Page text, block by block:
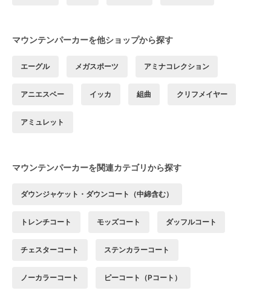
マウンテンパーカーを他ショップから探す
エーグル メガスポーツ アミナコレクション
アニエスベー イッカ 組曲 クリフメイヤー
アミュレット
マウンテンパーカーを関連カテゴリから探す
ダウンジャケット・ダウンコート（中綿含む）
トレンチコート モッズコート ダッフルコート
チェスターコート ステンカラーコート
ノーカラーコート ピーコート（Pコート）